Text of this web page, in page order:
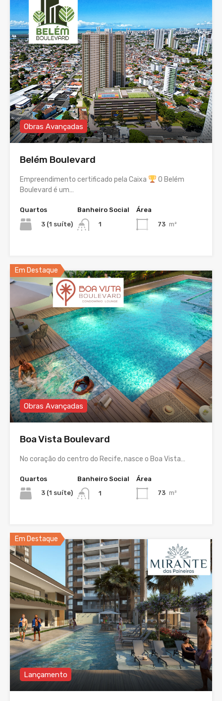
Obras Avançadas
Belém Boulevard
Empreendimento certificado pela Caixa
O Belém
Boulevard é um…
Quartos
3 (1 suíte)
Banheiro Social
1
Área
73 m²
Em Destaque
Obras Avançadas
Boa Vista Boulevard
No coração do centro do Recife, nasce o Boa Vista…
Quartos
3 (1 suíte)
Banheiro Social
1
Área
73 m²
Em Destaque
Lançamento